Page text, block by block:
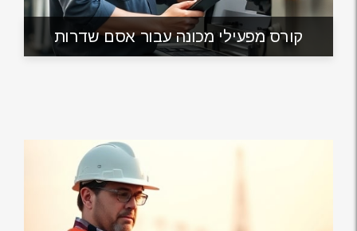
קורס מפעילי מכונה עבור אסם שדרות